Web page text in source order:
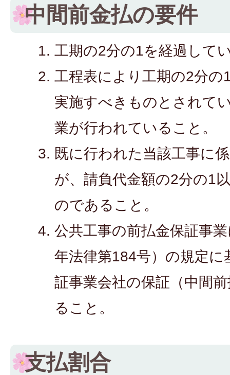
中間前金払の要件
工期の2分の1を経過して
工程表により工期の2分
実施すべきものとされて
業が行われていること。
既に行われた当該工事に
が、請負代金額の2分の1
のであること。
公共工事の前払金保証事
年法律第184号）の規定
証事業会社の保証（中間
ること。
支払割合